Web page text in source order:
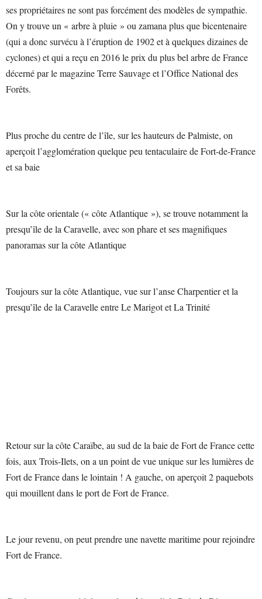
ses propriétaires ne sont pas forcément des modèles de sympathie.
On y trouve un « arbre à pluie » ou zamana plus que bicentenaire
(qui a donc survécu à l’éruption de 1902 et à quelques dizaines de
cyclones) et qui a reçu en 2016 le prix du plus bel arbre de France
décerné par le magazine Terre Sauvage et l’Office National des
Forêts.
Plus proche du centre de l’île, sur les hauteurs de Palmiste, on
aperçoit l’agglomération quelque peu tentaculaire de Fort-de-France
et sa baie
Sur la côte orientale (« côte Atlantique »), se trouve notamment la
presqu’île de la Caravelle, avec son phare et ses magnifiques
panoramas sur la côte Atlantique
Toujours sur la côte Atlantique, vue sur l’anse Charpentier et la
presqu’île de la Caravelle entre Le Marigot et La Trinité
Retour sur la côte Caraïbe, au sud de la baie de Fort de France cette
fois, aux Trois-Ilets, on a un point de vue unique sur les lumières de
Fort de France dans le lointain ! A gauche, on aperçoit 2 paquebots
qui mouillent dans le port de Fort de France.
Le jour revenu, on peut prendre une navette maritime pour rejoindre
Fort de France.